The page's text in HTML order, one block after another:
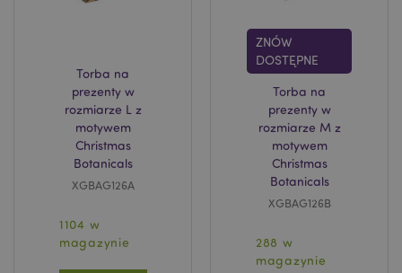
Torba na
prezenty w
rozmiarze L z
motywem
Christmas
Botanicals
XGBAG126A
1104 w
magazynie
ZNÓW
DOSTĘPNE
Torba na
prezenty w
rozmiarze M z
motywem
Christmas
Botanicals
XGBAG126B
288 w
magazynie
mage-cache-storage
Adobe Inc.
www.puckator.pl